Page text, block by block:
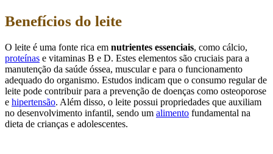
Benefícios do leite
O leite é uma fonte rica em nutrientes essenciais, como cálcio,
proteínas e vitaminas B e D. Estes elementos são cruciais para a
manutenção da saúde óssea, muscular e para o funcionamento
adequado do organismo. Estudos indicam que o consumo regular de
leite pode contribuir para a prevenção de doenças como osteoporose
e hipertensão. Além disso, o leite possui propriedades que auxiliam
no desenvolvimento infantil, sendo um alimento fundamental na
dieta de crianças e adolescentes.